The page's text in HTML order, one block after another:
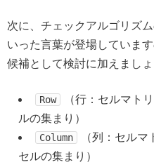
次に、チェックアルゴリズ
いった言葉が登場していま
候補として検討に加えましょ
Row
（行：セルマト
ルの集まり）
Column
（列：セル
セルの集まり）